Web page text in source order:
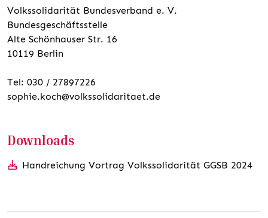
Volkssolidarität Bundesverband e. V.
Bundesgeschäftsstelle
Alte Schönhauser Str. 16
10119 Berlin
Tel: 030 / 27897226
sophie.koch@volkssolidaritaet.de
Downloads
Handreichung Vortrag Volkssolidarität GGSB 2024